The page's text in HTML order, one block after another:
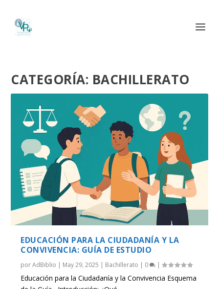
CATEGORÍA: BACHILLERATO
EDUCACIÓN PARA LA CIUDADANÍA Y LA
CONVIVENCIA: GUÍA DE ESTUDIO
porAdBiblio | May 29, 2025 | Bachillerato | 0 |
Educación para la Ciudadanía y la Convivencia Esquema